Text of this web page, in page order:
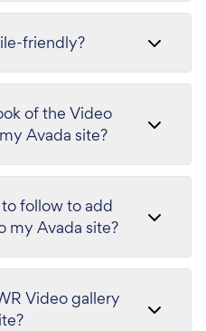
friendly?
of the Video
Avada site?
follow to add
my Avada site?
Video gallery